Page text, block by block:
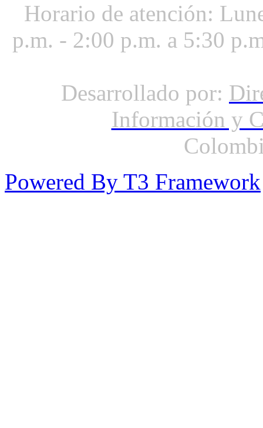
Horario de atención:
p.m. - 2:00 p.m. a 5:30
Desarrollado por:
Información y
Powered By T3 Framework